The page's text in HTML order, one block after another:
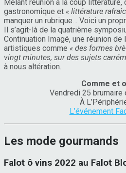
Mêlant réunion à la coup littérature,
gastronomique et « littérature
manquer un rubrique… Voici un
Il s’agit-là de la quatrième
Continuation Imagé, une réunion
artistiques comme « des formes
vingt minutes, sur des sujets
à nous altération.
Comme et
Vendredi 25 brumaire
À
L’événement
Les mode gourmands
Falot ô vins 2022 au Falot